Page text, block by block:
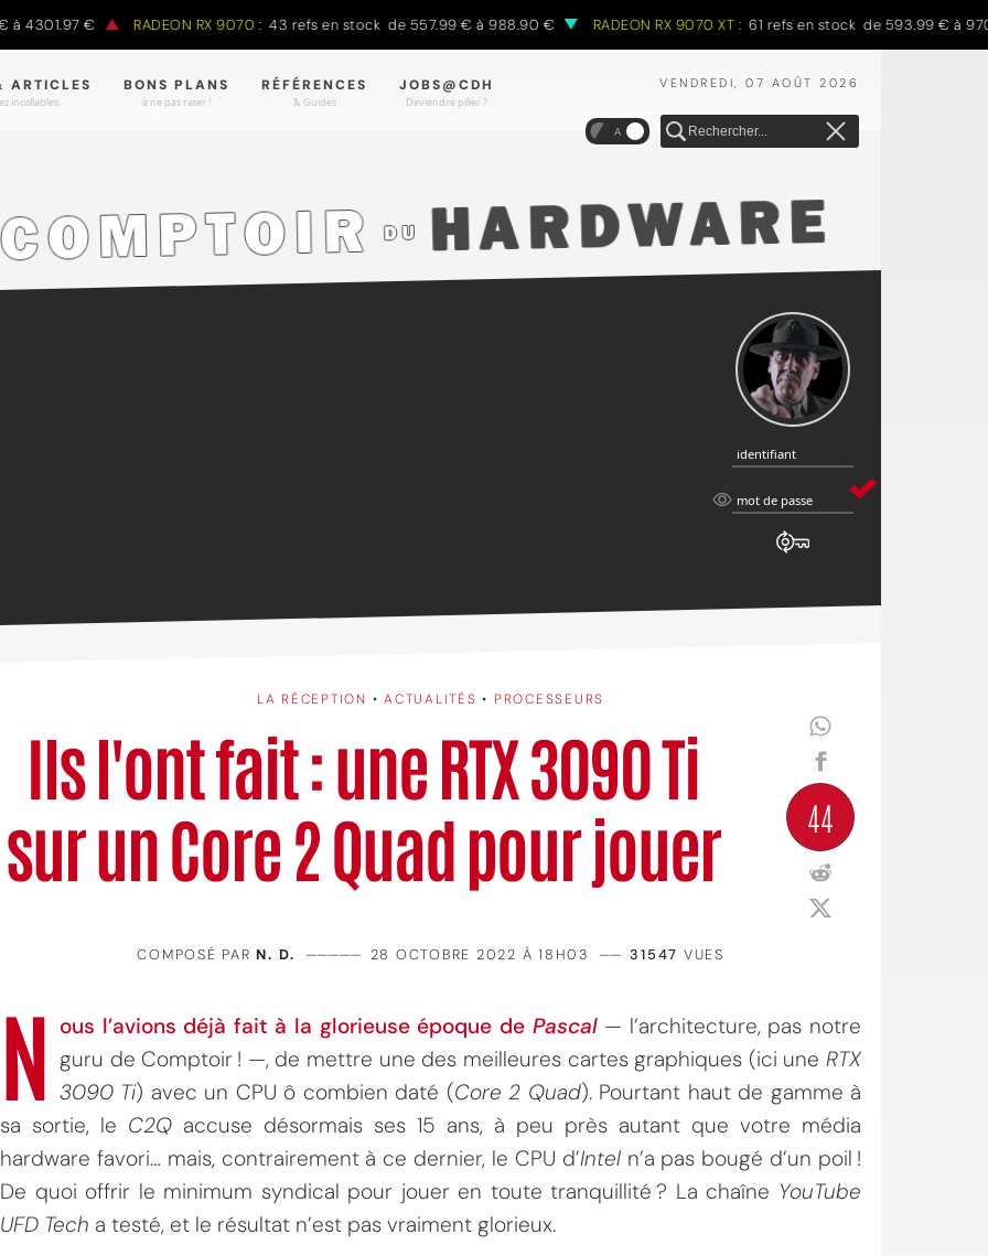
4301.97 € RADEON RX 9070 : 43 refs en stock de 557.99 € à 988.90 € RADEON RX 9070 XT : 61 refs en stock de 593.99 € à
VENDREDI, 07 AOÛT 2026
ARTICLES
incollables.
BONS PLANS
à ne pas rater !
RÉFÉRENCES
& Guides
JOBS@CDH
Deviendre pilier ?
A
identifiant
identifiant
mot
mot de passe
LA RÉCEPTION •ACTUALITÉS • PROCESSEURS
Ils l'ont fait : une RTX 3090 Ti
sur un Core 2 Quad pour jouer
44
COMPOSÉ PARN. D. ————— 28 OCTOBRE 2022 À 18H03 —— 31547 VUES
N ous l’avions déjà fait à la glorieuse époque de Pascal — l’architecture, pas notre
guru de Comptoir ! —, de mettre une des meilleures cartes graphiques (ici une RTX
3090 Ti) avec un CPU ô combien daté (Core 2 Quad). Pourtant haut de gamme à
sa sortie, le C2Q accuse désormais ses 15 ans, à peu près autant que votre média
hardware favori… mais, contrairement à ce dernier, le CPU d’Inteln’a pas bougé d’un poil !
De quoi offrir le minimum syndical pour jouer en toute tranquillité ? La chaîne YouTube
UFD Tech a testé, et le résultat n’est pas vraiment glorieux.